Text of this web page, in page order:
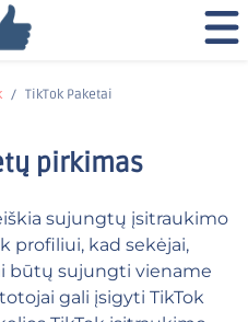
TikTok Paketai
pirkimas
sujungtų įsitraukimo
profiliui, kad sekėjai,
būtų sujungti viename
gali įsigyti TikTok